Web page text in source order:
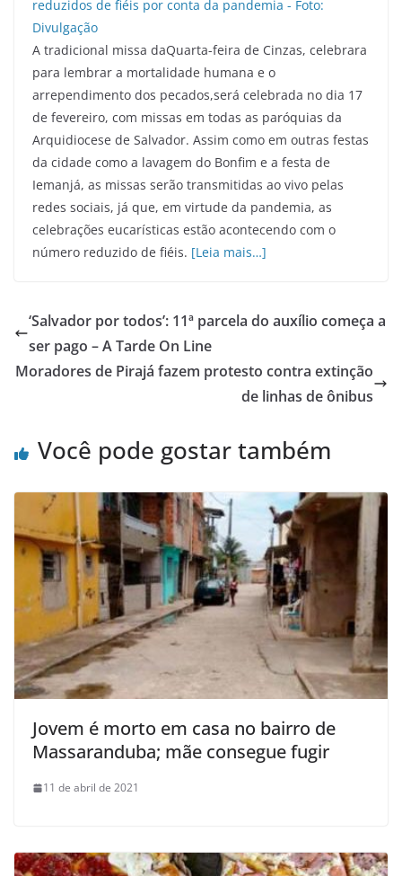
A tradicional missa daQuarta-feira de Cinzas, celebrara
para lembrar a mortalidade humana e o
arrependimento dos pecados,será celebrada no dia 17
de fevereiro, com missas em todas as paróquias da
Arquidiocese de Salvador. Assim como em outras festas
da cidade como a lavagem do Bonfim e a festa de
Iemanjá, as missas serão transmitidas ao vivo pelas
redes sociais, já que, em virtude da pandemia, as
celebrações eucarísticas estão acontecendo com o
número reduzido de fiéis. [Leia mais…]
‘Salvador por todos’: 11ª parcela do auxílio começa a
ser pago – A Tarde On Line
Moradores de Pirajá fazem protesto contra extinção
de linhas de ônibus
Você pode gostar também
Jovem é morto em casa no bairro de
Massaranduba; mãe consegue fugir
11 de abril de 2021